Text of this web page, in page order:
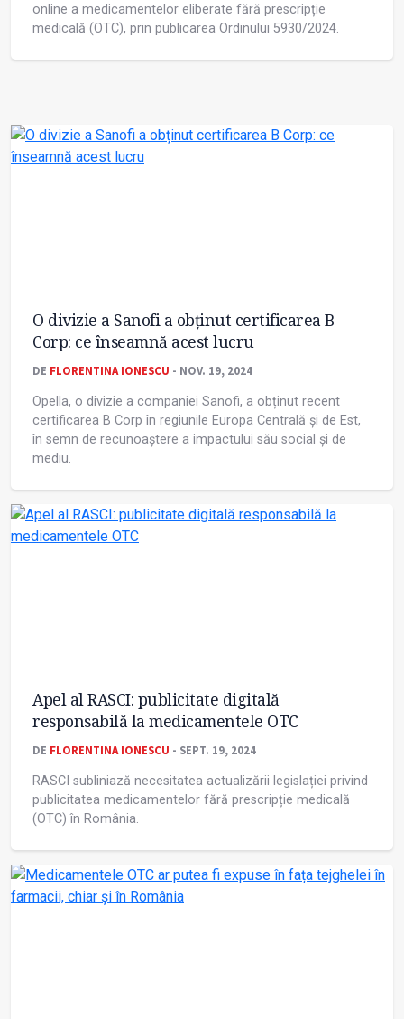
online a medicamentelor eliberate fără prescripție
medicală (OTC), prin publicarea Ordinului 5930/2024.
O divizie a Sanofi a obținut certificarea B
Corp: ce înseamnă acest lucru
DE FLORENTINA IONESCU - NOV. 19, 2024
Opella, o divizie a companiei Sanofi, a obținut recent
certificarea B Corp în regiunile Europa Centrală și de Est,
în semn de recunoaștere a impactului său social și de
mediu.
Apel al RASCI: publicitate digitală
responsabilă la medicamentele OTC
DE FLORENTINA IONESCU - SEPT. 19, 2024
RASCI subliniază necesitatea actualizării legislației privind
publicitatea medicamentelor fără prescripție medicală
(OTC) în România.